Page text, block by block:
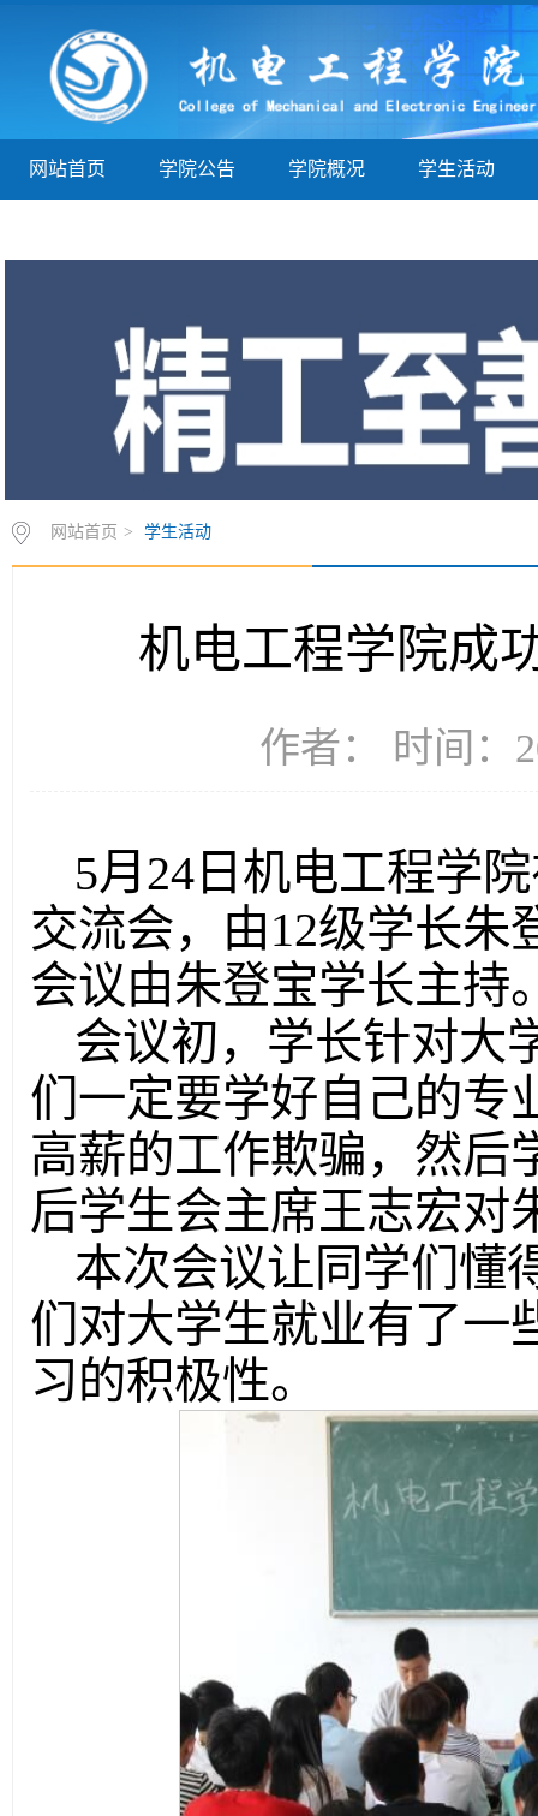
网站首页 学院公告 学院概况 学生活动
网站首页 > 学生活动
机电工程学院成
作者： 时间：
5月24日机电工程学
交流会，由12级学长朱
会议由朱登宝学长主持
会议初，学长针对大
们一定要学好自己的专
高薪的工作欺骗，然后
后学生会主席王志宏对
本次会议让同学们懂
们对大学生就业有了一
习的积极性。